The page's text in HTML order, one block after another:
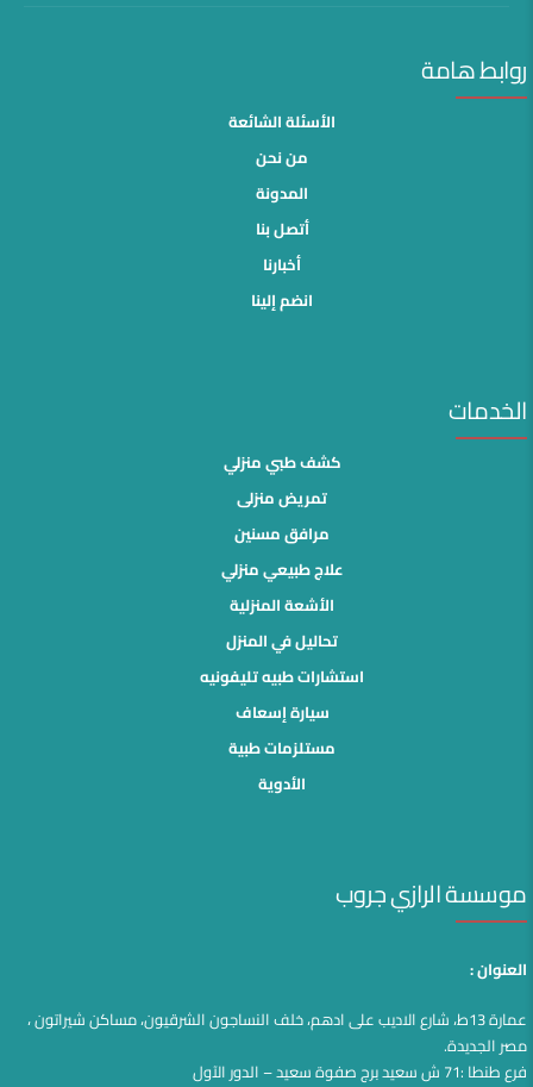
روابط هامة
الأسئلة الشائعة
من نحن
المدونة
أتصل بنا
أخبارنا
انضم إلينا
الخدمات
كشف طبي منزلي
تمريض منزلى
مرافق مسنين
علاج طبيعي منزلي
الأشعة المنزلية
تحاليل في المنزل
استشارات طبيه تليفونيه
سيارة إسعاف
مستلزمات طبية
الأدوية
موسسة الرازي جروب
العنوان :
عمارة 13ط، شارع الاديب على ادهم، خلف النساجون الشرقيون، مساكن شيراتون ،
مصر الجديدة.
فرع طنطا :71 ش سعيد برج صفوة سعيد – الدور الآول